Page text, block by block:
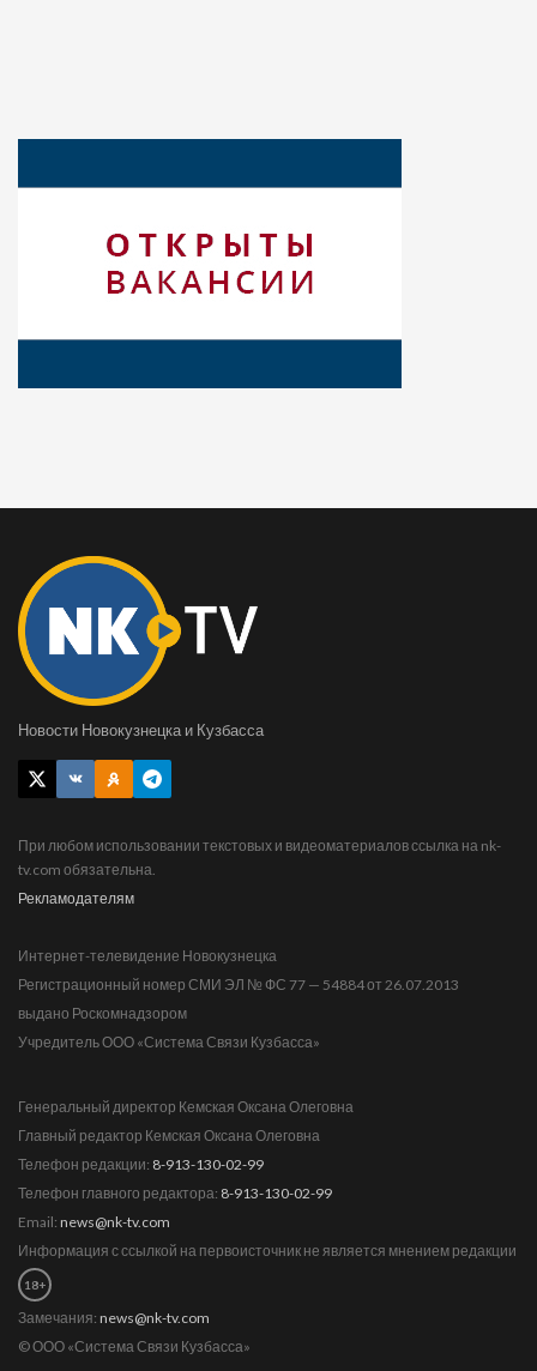
Новости Новокузнецка и Кузбасса
При любом использовании текстовых и видеоматериалов ссылка на nk-
tv.com обязательна.
Рекламодателям
Интернет-телевидение Новокузнецка
Регистрационный номер СМИ ЭЛ № ФС 77 — 54884 от 26.07.2013
выдано Роскомнадзором
Учредитель ООО «Система Связи Кузбасса»
Генеральный директор Кемская Оксана Олеговна
Главный редактор Кемская Оксана Олеговна
Телефон редакции: 8-913-130-02-99
Телефон главного редактора: 8-913-130-02-99
Email: news@nk-tv.com
Информация с ссылкой на первоисточник не является мнением редакции
18+
Замечания: news@nk-tv.com
© ООО «Система Связи Кузбасса»